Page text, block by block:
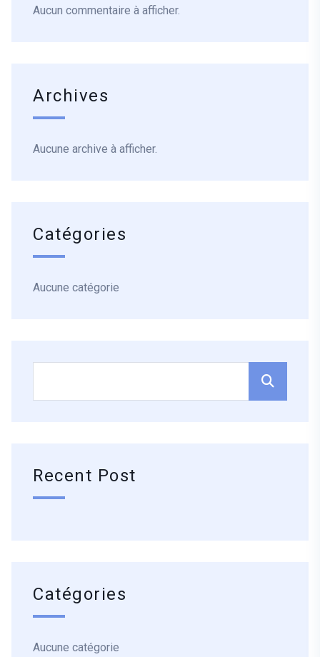
Aucun commentaire à afficher.
Archives
Aucune archive à afficher.
Catégories
Aucune catégorie
Recent Post
Catégories
Aucune catégorie